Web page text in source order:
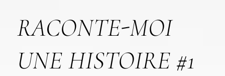
RACONTE-MOI
UNE HISTOIRE #1